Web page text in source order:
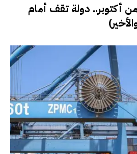
أكتوبر.. دولة تقف أمام